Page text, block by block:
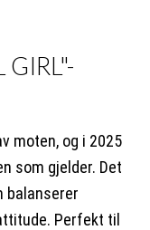
moten, og i 2025
som gjelder. Det
balanserer
Perfekt til